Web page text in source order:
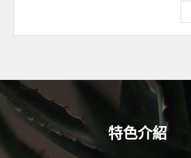
特色介紹